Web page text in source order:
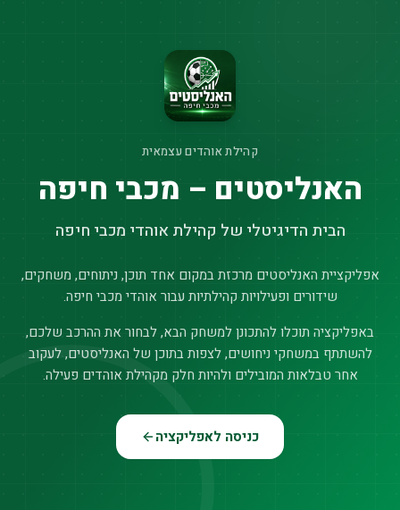
קהילת אוהדים עצמאית
האנליסטים – מכבי חיפה
הבית הדיגיטלי של קהילת אוהדי מכבי חיפה
אפליקציית האנליסטים מרכזת במקום אחד תוכן, ניתוחים, משחקים,
שידורים ופעילויות קהילתיות עבור אוהדי מכבי חיפה.
באפליקציה תוכלו להתכונן למשחק הבא, לבחור את ההרכב שלכם,
להשתתף במשחקי ניחושים, לצפות בתוכן של האנליסטים, לעקוב
אחר טבלאות המובילים ולהיות חלק מקהילת אוהדים פעילה.
כניסה לאפליקציה